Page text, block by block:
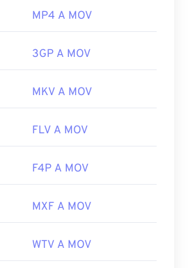
MP4 A MOV
3GP A MOV
MKV A MOV
FLV A MOV
F4P A MOV
MXF A MOV
WTV A MOV